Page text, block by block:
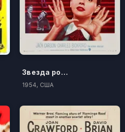
Звезда родилась
1954, США